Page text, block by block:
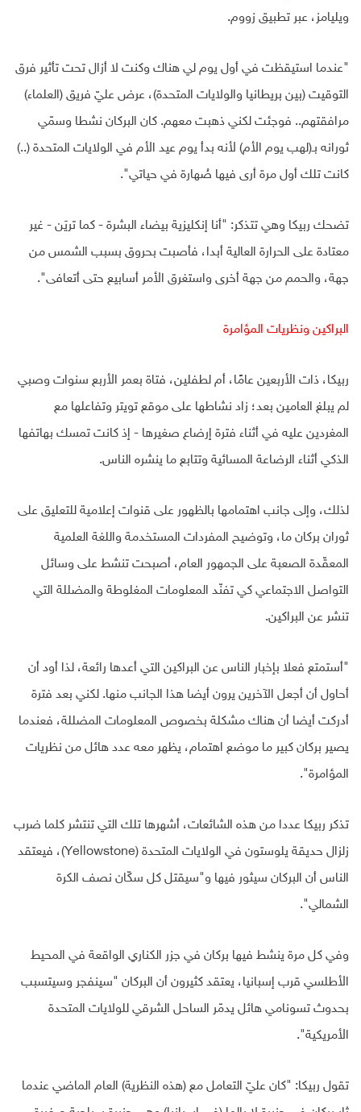
ويليامز، عبر تطبيق زووم.
"عندما استيقظت في أول يوم لي هناك وكنت لا أزال تحت تأثير فرق
التوقيت (بين بريطانيا والولايات المتحدة)، عرض عليّ فريق (العلماء)
مرافقتهم.. فوجئت لكني ذهبت معهم. كان البركان نشطا وسمّي
ثورانه بـ(لهب يوم الأم) لأنه بدأ يوم عيد الأم في الولايات المتحدة (..)
كانت تلك أول مرة أرى فيها صُهارة في حياتي".
تضحك ربيكا وهي تتذكر: "أنا إنكليزية بيضاء البشرة - كما تريَن - غير
معتادة على الحرارة العالية أبدا، فأصبت بحروق بسبب الشمس من
جهة، والحمم من جهة أخرى واستغرق الأمر أسابيع حتى أتعافى".
البراكين ونظريات المؤامرة
ربيكا، ذات الأربعين عامًا، أم لطفلين، فتاة بعمر الأربع سنوات وصبي
لم يبلغ العامين بعد؛ زاد نشاطها على موقع تويتر وتفاعلها مع
المغردين عليه في أثناء فترة إرضاع صغيرها - إذ كانت تمسك بهاتفها
الذكي أثناء الرضاعة المسائية وتتابع ما ينشره الناس.
لذلك، وإلى جانب اهتمامها بالظهور على قنوات إعلامية للتعليق على
ثوران بركان ما، وتوضيح المفردات المستخدمة واللغة العلمية
المعقّدة الصعبة على الجمهور العام، أصبحت تنشط على وسائل
التواصل الاجتماعي كي تفنّد المعلومات المغلوطة والمضللة التي
تنشر عن البراكين.
"أستمتع فعلا بإخبار الناس عن البراكين التي أعدها رائعة، لذا أود أن
أحاول أن أجعل الآخرين يرون أيضا هذا الجانب منها. لكني بعد فترة
أدركت أيضا أن هناك مشكلة بخصوص المعلومات المضللة، فعندما
يصير بركان كبير ما موضع اهتمام، يظهر معه عدد هائل من نظريات
المؤامرة".
تذكر ربيكا عددا من هذه الشائعات، أشهرها تلك التي تنتشر كلما ضرب
زلزال حديقة يلوستون في الولايات المتحدة (Yellowstone)، فيعتقد
الناس أن البركان سيثور فيها و"سيقتل كل سكّان نصف الكرة
الشمالي".
وفي كل مرة ينشط فيها بركان في جزر الكناري الواقعة في المحيط
الأطلسي قرب إسبانيا، يعتقد كثيرون أن البركان "سينفجر وسيتسبب
بحدوث تسونامي هائل يدمّر الساحل الشرقي للولايات المتحدة
الأمريكية".
تقول ربيكا: "كان عليّ التعامل مع (هذه النظرية) العام الماضي عندما